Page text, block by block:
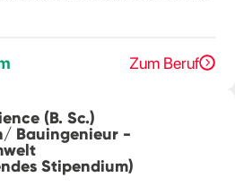
Zum Beruf
(B. Sc.)
Bauingenieur -
Stipendium)